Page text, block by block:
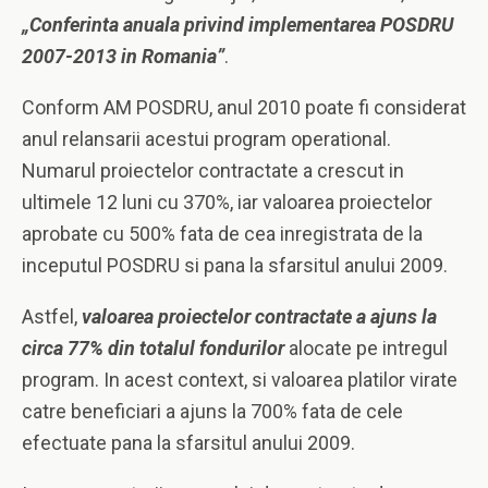
„Conferinta anuala privind implementarea POSDRU
2007-2013 in Romania”.
Conform AM POSDRU, anul 2010 poate fi considerat
anul relansarii acestui program operational.
Numarul proiectelor contractate a crescut in
ultimele 12 luni cu 370%, iar valoarea proiectelor
aprobate cu 500% fata de cea inregistrata de la
inceputul POSDRU si pana la sfarsitul anului 2009.
Astfel, valoarea proiectelor contractate a ajuns la
circa 77% din totalul fonduriloralocate pe intregul
program. In acest context, si valoarea platilor virate
catre beneficiari a ajuns la 700% fata de cele
efectuate pana la sfarsitul anului 2009.